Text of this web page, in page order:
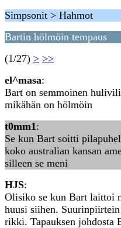
Simpsonit > Hahmot
Bartin hölmöin tempaus
(1/27) > >>
el^masa:
Bart on semmoinen
mikähän on hölmöin
t0mm1:
Se kun Bart soitti
koko australian kansan
silleen se meni
HJS:
Olisiko se kun Bart laittoi
huusi siihen.
rikki. Tapauksen johdosta